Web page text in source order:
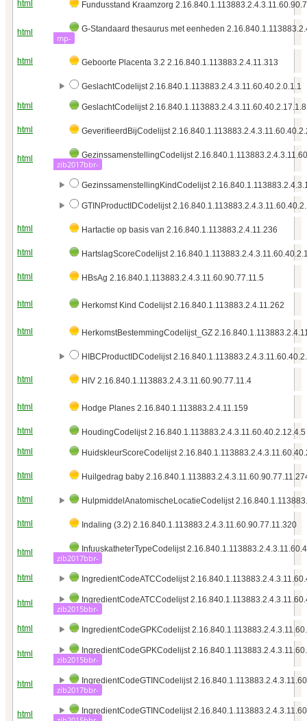
html Fundusstand Kraamzorg
html G-Standaard thesaurus met eenheden
mp-
html Geboorte Placenta 3.2 2.16.840.1.113883.2.4.11.313
GeslachtCodelijst 2.16.840.1.113883.2.4.3.11.60.40.2.0.1.1
html
GeslachtCodelijst 2.16.840.1.113883.2.4.3.11.60.40.2.17.1.8
html GeverifieerdBijCodelijst
html GezinssamenstellingCodelijst
zib2017bbr-
GezinssamenstellingKindCodelijst
GTINProductIDCodelijst
html Hartactie op basis van 2.16.840.1.113883.2.4.11.236
html HartslagScoreCodelijst
html HBsAg 2.16.840.1.113883.2.4.3.11.60.90.77.11.5
html Herkomst Kind Codelijst 2.16.840.1.113883.2.4.11.262
html HerkomstBestemmingCodelijst_GZ
HIBCProductIDCodelijst
html HIV 2.16.840.1.113883.2.4.3.11.60.90.77.11.4
html Hodge Planes 2.16.840.1.113883.2.4.11.159
html
HoudingCodelijst 2.16.840.1.113883.2.4.3.11.60.40.2.12.4.5
html
HuidskleurScoreCodelijst
html Huilgedrag baby
html HulpmiddelAnatomischeLocatieCodelijst
html Indaling (3.2) 2.16.840.1.113883.2.4.3.11.60.90.77.11.320
html InfuuskatheterTypeCodelijst
zib2017bbr-
html IngredientCodeATCCodelijst
html IngredientCodeATCCodelijst
zib2015bbr-
html IngredientCodeGPKCodelijst
html IngredientCodeGPKCodelijst
zib2015bbr-
html IngredientCodeGTINCodelijst
zib2017bbr-
html IngredientCodeGTINCodelijst